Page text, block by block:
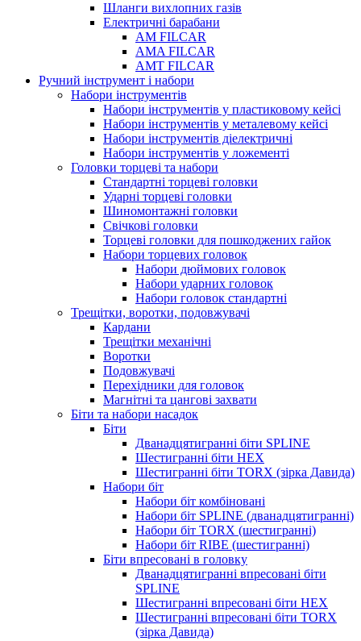
Шланги вихлопних газів
Електричні барабани
AM FILCAR
AMA FILCAR
AMT FILCAR
Ручний інструмент і набори
Набори інструментів
Набори інструментів у пластиковому кейсі
Набори інструментів у металевому кейсі
Набори інструментів діелектричні
Набори інструментів у ложементі
Головки торцеві та набори
Стандартні торцеві головки
Ударні торцеві головки
Шиномонтажні головки
Свічкові головки
Торцеві головки для пошкоджених гайок
Набори торцевих головок
Набори дюймових головок
Набори ударних головок
Набори головок стандартні
Трещітки, воротки, подовжувачі
Кардани
Трещітки механічні
Воротки
Подовжувачі
Перехідники для головок
Магнітні та цангові захвати
Біти та набори насадок
Біти
Дванадцятигранні біти SPLINE
Шестигранні біти HEX
Шестигранні біти TORX (зірка Давида)
Набори біт
Набори біт комбіновані
Набори біт SPLINE (дванадцятигранні)
Набори біт TORX (шестигранні)
Набори біт RIBE (шестигранні)
Біти впресовані в головку
Дванадцятигранні впресовані біти
SPLINE
Шестигранні впресовані біти HEX
Шестигранні впресовані біти TORX
(зірка Давида)